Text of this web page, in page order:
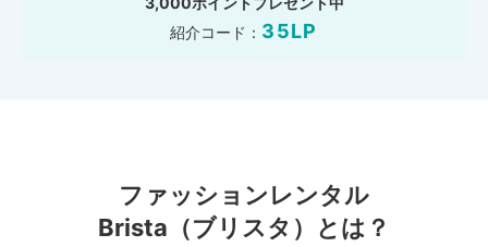
紹介コード： 35LP
ファッションレンタル
Brista （ブリスタ） とは？